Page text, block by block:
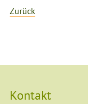
Zurück
Kontakt